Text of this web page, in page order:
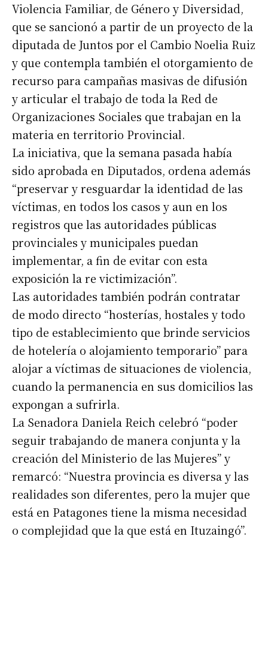
Violencia Familiar, de Género y Diversidad,
que se sancionó a partir de un proyecto de la
diputada de Juntos por el Cambio Noelia Ruiz
y que contempla también el otorgamiento de
recurso para campañas masivas de difusión
y articular el trabajo de toda la Red de
Organizaciones Sociales que trabajan en la
materia en territorio Provincial.
La iniciativa, que la semana pasada había
sido aprobada en Diputados, ordena además
“preservar y resguardar la identidad de las
víctimas, en todos los casos y aun en los
registros que las autoridades públicas
provinciales y municipales puedan
implementar, a fin de evitar con esta
exposición la re victimización”.
Las autoridades también podrán contratar
de modo directo “hosterías, hostales y todo
tipo de establecimiento que brinde servicios
de hotelería o alojamiento temporario” para
alojar a víctimas de situaciones de violencia,
cuando la permanencia en sus domicilios las
expongan a sufrirla.
La Senadora Daniela Reich celebró “poder
seguir trabajando de manera conjunta y la
creación del Ministerio de las Mujeres” y
remarcó: “Nuestra provincia es diversa y las
realidades son diferentes, pero la mujer que
está en Patagones tiene la misma necesidad
o complejidad que la que está en Ituzaingó”.